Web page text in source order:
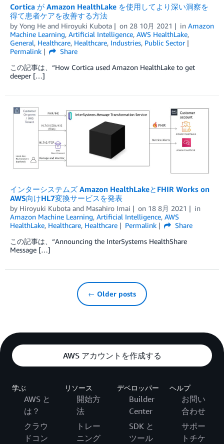
Cortica が Amazon HealthLake を使用してより深い洞察を
得て患者ケアを改善する方法
by Yong He and Hiroyuki Kubota on 28 10月 2021 in Amazon
Machine Learning, Artificial Intelligence, AWS HealthLake,
General, Healthcare, Healthcare, Industries, Public Sector
Permalink
Share
この記事は、“How Cortica used Amazon HealthLake to get
deeper […]
インターシステムズ Amazon HealthLakeとFHIR Works on
AWS向けHL7変換サービスを発表
by Hiroyuki Kubota and Masahiro Imai on 18 8月 2021
in
Amazon Machine Learning, Artificial Intelligence, AWS
HealthLake, Healthcare, Healthcare Permalink
Share
この記事は、“Announcing the InterSystems HealthShare
Message […]
← Older posts
AWS アカウントを作成する
学ぶ
AWS と
は？
クラウ
ドコン
リソース
開始方
法
トレー
ニング
デベロッパー
Builder
Center
SDK と
ツール
ヘルプ
お問い
合わせ
サポー
トチケ